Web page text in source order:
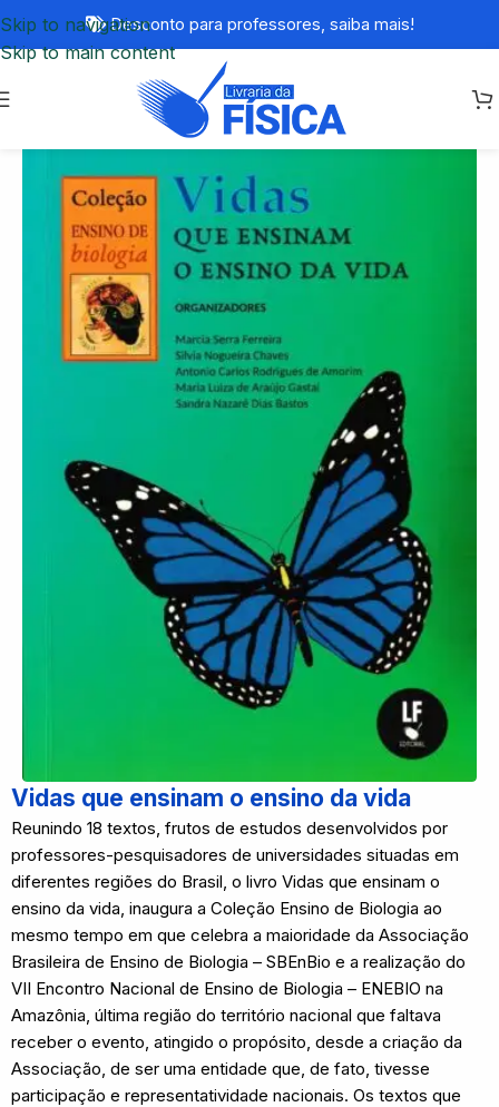
Skip to navigation
Skip to main content
Desconto para professores, saiba mais!
Vidas que ensinam o ensino da vida
Reunindo 18 textos, frutos de estudos desenvolvidos por
professores-pesquisadores de universidades situadas em
diferentes regiões do Brasil, o livro Vidas que ensinam o
ensino da vida, inaugura a Coleção Ensino de Biologia ao
mesmo tempo em que celebra a maioridade da Associação
Brasileira de Ensino de Biologia – SBEnBio e a realização do
VII Encontro Nacional de Ensino de Biologia – ENEBIO na
Amazônia, última região do território nacional que faltava
receber o evento, atingido o propósito, desde a criação da
Associação, de ser uma entidade que, de fato, tivesse
participação e representatividade nacionais. Os textos que